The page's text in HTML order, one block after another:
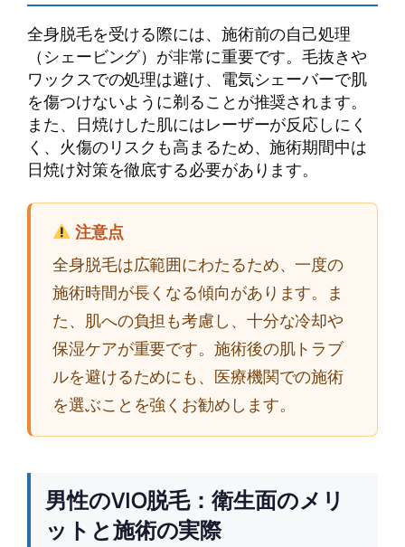
全身脱毛を受ける際には、施術前の自己処理
（シェービング）が非常に重要です。毛抜きや
ワックスでの処理は避け、電気シェーバーで肌
を傷つけないように剃ることが推奨されます。
また、日焼けした肌にはレーザーが反応しにく
く、火傷のリスクも高まるため、施術期間中は
日焼け対策を徹底する必要があります。
注意点
全身脱毛は広範囲にわたるため、一度の
施術時間が長くなる傾向があります。ま
た、肌への負担も考慮し、十分な冷却や
保湿ケアが重要です。施術後の肌トラブ
ルを避けるためにも、医療機関での施術
を選ぶことを強くお勧めします。
男性のVIO脱毛：衛生面のメリ
ットと施術の実際